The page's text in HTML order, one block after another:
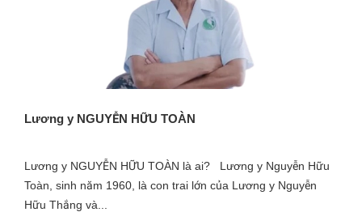
Lương y NGUYỄN HỮU TOÀN
Lương y NGUYỄN HỮU TOÀN là ai? Lương y Nguyễn Hữu
Toàn, sinh năm 1960, là con trai lớn của Lương y Nguyễn
Hữu Thắng và...